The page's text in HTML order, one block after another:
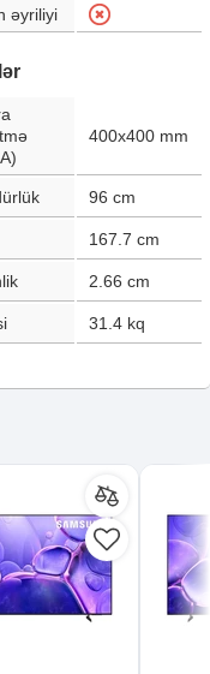
əyriliyi
400x400 mm
96 cm
167.7 cm
2.66 cm
31.4 kq